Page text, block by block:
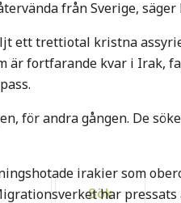
från Sverige, säger
ett trettiotal kristna
är fortfarande kvar i Irak,
för andra gången. De
irakier som
har